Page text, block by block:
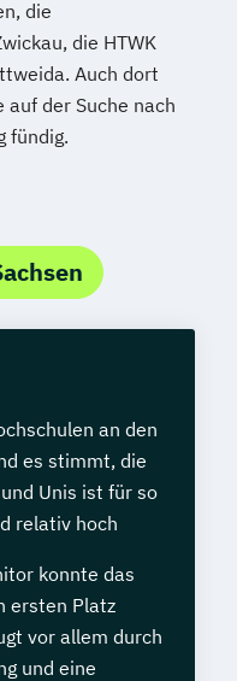
die
die HTWK
Auch dort
der Suche nach
fündig.
an den
es stimmt, die
Unis ist für so
relativ hoch
konnte das
ersten Platz
vor allem durch
und eine